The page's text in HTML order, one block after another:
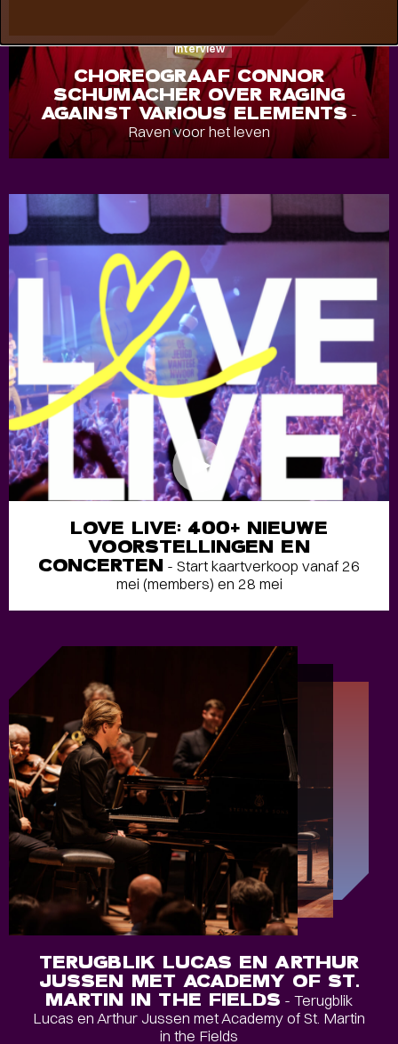
Interview
CHOREOGRAAF CONNOR
SCHUMACHER OVER RAGING
AGAINST VARIOUS ELEMENTS-
Raven voor het leven
LOVE LIVE: 400+ NIEUWE
VOORSTELLINGEN EN
CONCERTEN - Start kaartverkoop vanaf 26
mei (members) en 28 mei
TERUGBLIK LUCAS EN ARTHUR
JUSSEN MET ACADEMY OF ST.
MARTIN IN THE FIELDS - Terugblik
Lucas en Arthur Jussen met Academy of St. Martin
in the Fields